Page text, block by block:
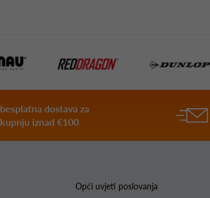
besplatna dostava za
kupnju iznad €100
Opći uvjeti poslovanja